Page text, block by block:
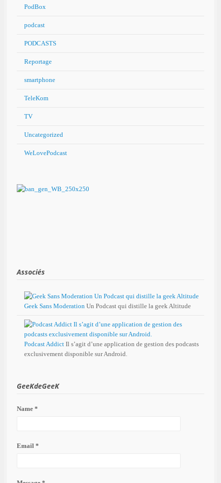
PodBox
podcast
PODCASTS
Reportage
smartphone
TeleKom
TV
Uncategorized
WeLovePodcast
Associés
Geek Sans Moderation Un Podcast qui distille la geek Altitude
Podcast Addict Il s’agit d’une application de gestion des podcasts
exclusivement disponible sur Android.
GeeKdeGeeK
Name *
Email *